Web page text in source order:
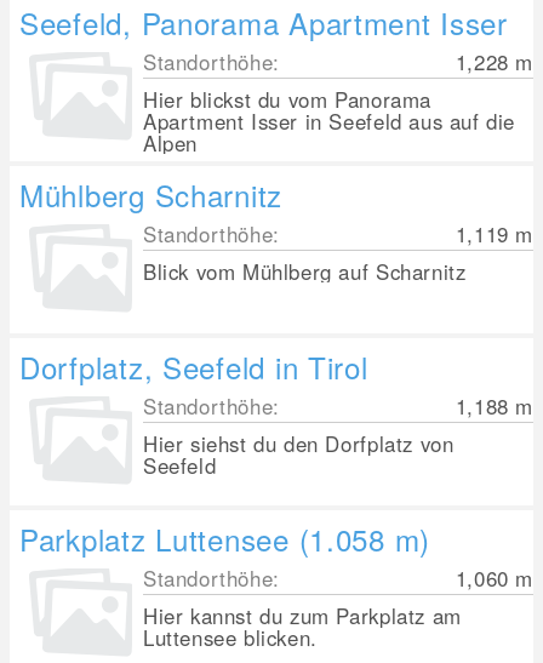
Seefeld, Panorama Apartment Isser
Standorthöhe: 1,228 m
Hier blickst du vom Panorama
Apartment Isser in Seefeld aus auf die
Alpen
Mühlberg Scharnitz
Standorthöhe: 1,119 m
Blick vom Mühlberg auf Scharnitz
Dorfplatz, Seefeld in Tirol
Standorthöhe: 1,188 m
Hier siehst du den Dorfplatz von
Seefeld
Parkplatz Luttensee (1.058 m)
Standorthöhe: 1,060 m
Hier kannst du zum Parkplatz am
Luttensee blicken.